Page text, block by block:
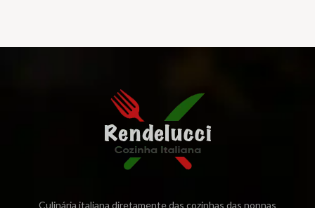
Culinária italiana diretamente das cozinhas das nonnas